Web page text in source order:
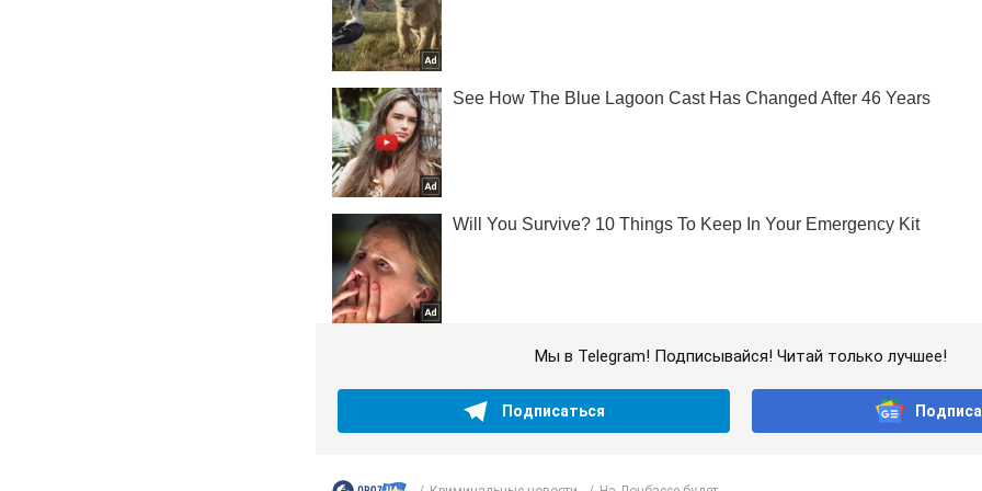
Мы в Telegram! Подписывайся! Читай только лучшее!
Подписаться